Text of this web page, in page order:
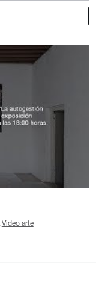
Video arte